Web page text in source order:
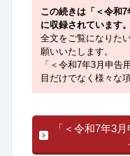
この続きは「＜令和7
に収録されています。
全文をご覧になりた
願いいたします。
「＜令和7年3月申告
目だけでなく様々な
「＜令和7年3